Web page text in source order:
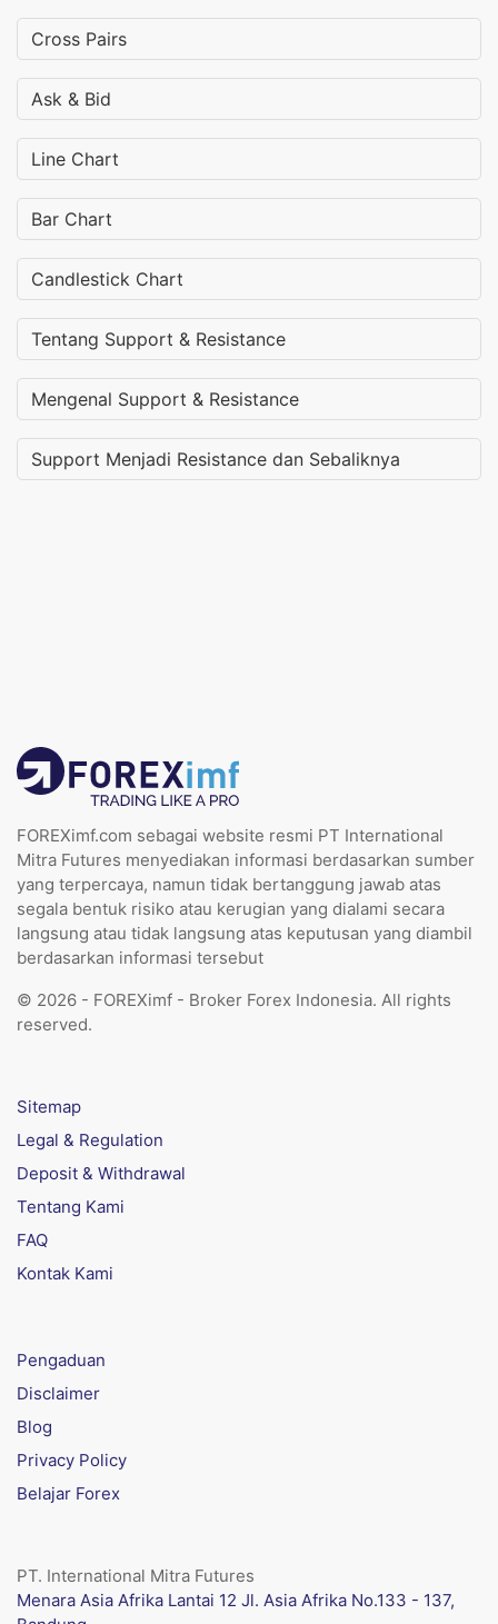
Cross Pairs
Ask & Bid
Line Chart
Bar Chart
Candlestick Chart
Tentang Support & Resistance
Mengenal Support & Resistance
Support Menjadi Resistance dan Sebaliknya
FOREXimf.com sebagai website resmi PT International
Mitra Futures menyediakan informasi berdasarkan sumber
yang terpercaya, namun tidak bertanggung jawab atas
segala bentuk risiko atau kerugian yang dialami secara
langsung atau tidak langsung atas keputusan yang diambil
berdasarkan informasi tersebut
© 2026 - FOREXimf - Broker Forex Indonesia. All rights
reserved.
Sitemap
Legal & Regulation
Deposit & Withdrawal
Tentang Kami
FAQ
Kontak Kami
Pengaduan
Disclaimer
Blog
Privacy Policy
Belajar Forex
PT. International Mitra Futures
Menara Asia Afrika Lantai 12 Jl. Asia Afrika No.133 - 137,